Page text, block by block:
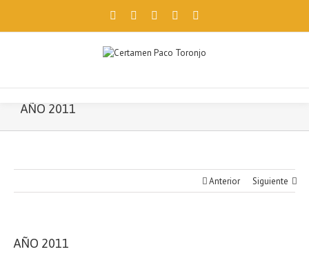
Facebook
TwitterInstagramPinterest
AÑO 2011
Anterior Siguiente
AÑO 2011
Utilizamos cookies propias y de terceros para ofrecerte una mejor
navegación. Si continúas, consideramos que aceptas su uso.